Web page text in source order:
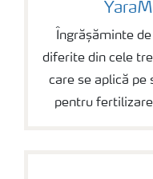
Îngrășăminte
diferite din cele
care se aplică pe
pentru